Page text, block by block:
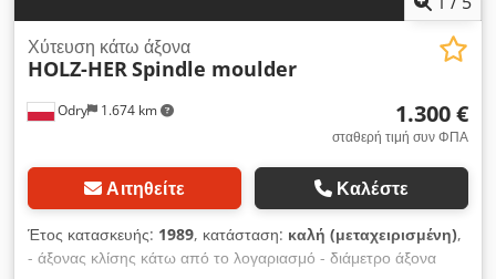
Odry 1.674 km
Χύτευση κάτω άξονα
HOLZ-HERSpindle moulder
1.300 €
σταθερή τιμή συν ΦΠΑ
Αιτηθείτε Καλέστε
Έτος κατασκευής: 1989, κατάσταση: καλή (μεταχειρισμένη),
- άξονας κλίσης κάτω από το λογαριασμό - διάμετρο άξονα